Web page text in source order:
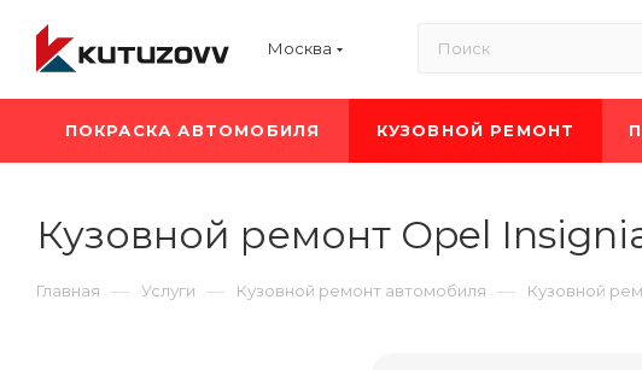
Москва
ПОКРАСКА АВТОМОБИЛЯ КУЗОВНОЙ РЕМОНТ
Кузовной ремонт Opel
Главная — Услуги — Кузовной ремонт автомобиля — Кузовной